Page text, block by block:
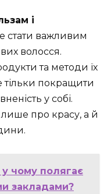
і
стати важливим
волосся.
та методи їх
тільки покращити
у собі.
про красу, а й
у чому полягає
закладами?